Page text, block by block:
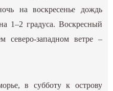
на воскресенье дождь
1–2 градуса. Воскресный
северо-западном ветре –
в субботу к острову